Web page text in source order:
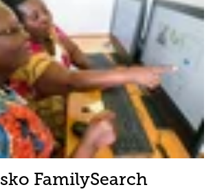
FamilySearch